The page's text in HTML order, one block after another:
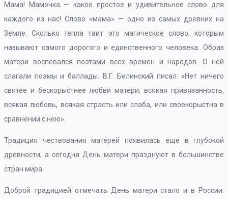
Мама! Мамочка — какое простое и удивительное слово для
каждого из нас! Слово «мама» — одно из самых древних на
Земле. Сколько тепла таит это магическое слово, которым
называют самого дорогого и единственного человека. Образ
матери воспевался поэтами всех времен и народов. О ней
слагали поэмы и баллады. В.Г. Белинский писал: «Нет ничего
святее и бескорыстнее любви матери; всякая привязанность,
всякая любовь, всякая страсть или слаба, или своекорыстна в
сравнении с нею».
Традиция чествования матерей появилась еще в глубокой
древности, а сегодня День матери празднуют в большинстве
стран мира.
Доброй традицией отмечать День матери стало и в России.